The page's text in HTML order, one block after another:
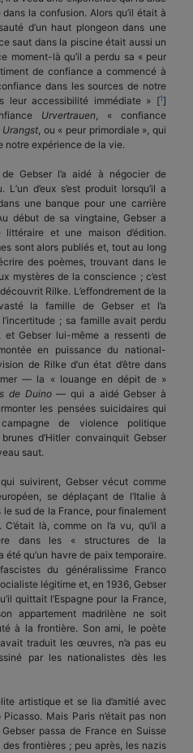
la confusion. Alors qu’il était à
d’un haut plongeon dans une
saut dans la piscine était aussi un
moment-là qu’il a perdu sa « peur
de confiance a commencé à
dans les sources de notre
accessibilité immédiate » [1]
Urvertrauen, « confiance
Urangst, ou « peur primordiale », qui
notre expérience de la vie.
Gebser l’a aidé à négocier de
d’eux s’est produit lorsqu’il a
une banque pour une carrière
début de sa vingtaine, Gebser a
et une maison d’édition.
sont alors publiés et, tout au long
des poèmes, trouvant dans le
mystères de la conscience ; c’est
Rilke. L’effondrement de la
la famille de Gebser et l’a
; sa famille avait perdu
Gebser lui-même a ressenti de
en puissance du national-
de Rilke d’un état d’être dans
— la « louange en dépit de »
de Duino— qui a aidé Gebser à
les pensées suicidaires qui
de violence politique
d’Hitler convainquit Gebser
saut.
suivirent, Gebser vécut comme
se déplaçant de l’Italie à
le sud de la France, pour finalement
là, comme on l’a vu, qu’il a
dans les « structures de la
été qu’un havre de paix temporaire.
du généralissime Franco
légitime et, en 1936, Gebser
quittait l’Espagne pour la France,
appartement madrilène ne soit
à la frontière. Son ami, le poète
traduit les œuvres, n’a pas eu
par les nationalistes dès les
artistique et se lia d’amitié avec
Mais Paris n’était pas non
passa de France en Suisse
frontières ; peu après, les nazis